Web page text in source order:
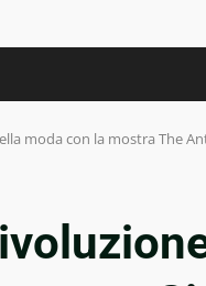
moda con la mostra The